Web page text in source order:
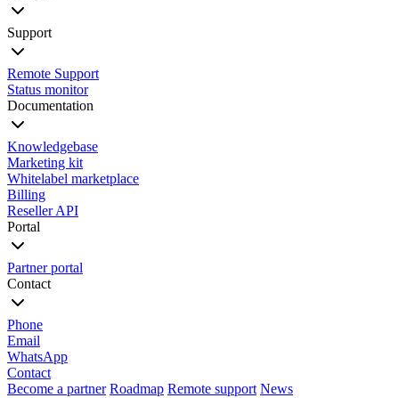
Support
Remote Support
Status monitor
Documentation
Knowledgebase
Marketing kit
Whitelabel marketplace
Billing
Reseller API
Portal
Partner portal
Contact
Phone
Email
WhatsApp
Contact
Become a partner Roadmap Remote support News